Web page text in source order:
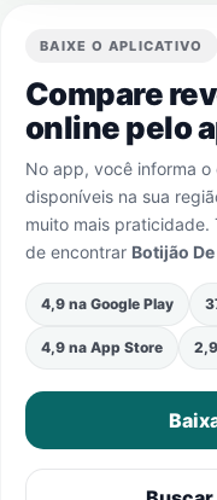
BAIXE O APLICATIVO
Compare
online pelo
No app, você informa
disponíveis na sua
muito mais praticidade.
de encontrar Botijão
4,9 na Google Play
4,9 na App Store